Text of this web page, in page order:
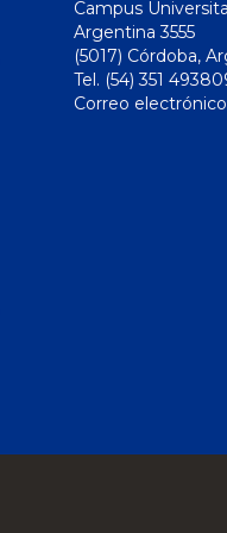
Campus
Argentina 3555
(5017) Córdoba,
Tel. (54) 351
Correo